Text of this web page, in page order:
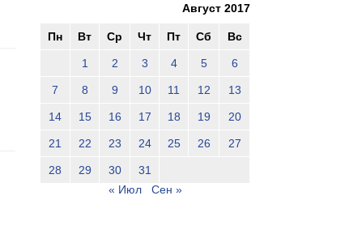
Август 2017
Пн Вт Ср Чт Пт Сб Вс
1 2 3 4 5 6
7 8 9 10 11 12 13
14 15 16 17 18 19 20
21 22 23 24 25 26 27
28 29 30
31
« Июл
Сен »